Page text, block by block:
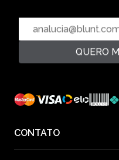
QUERO
CONTATO